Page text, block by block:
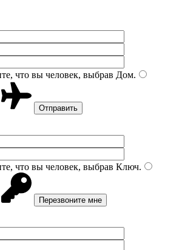
что вы человек, выбрав Дом.
что вы человек, выбрав Ключ.